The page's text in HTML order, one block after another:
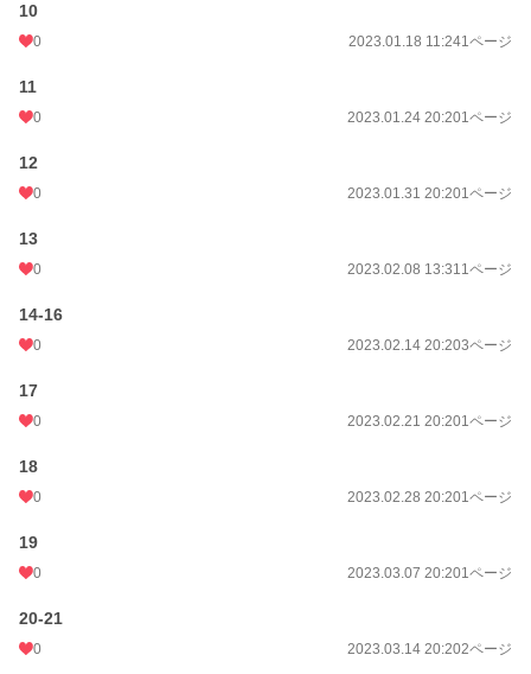
10
0 2023.01.18 11:241ページ
11
0 2023.01.24 20:201ページ
12
0 2023.01.31 20:201ページ
13
0 2023.02.08 13:311ページ
14-16
0 2023.02.14 20:203ページ
17
0 2023.02.21 20:201ページ
18
0 2023.02.28 20:201ページ
19
0 2023.03.07 20:201ページ
20-21
0 2023.03.14 20:202ページ